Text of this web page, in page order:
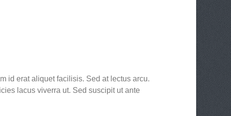
id erat aliquet facilisis. Sed at lectus arcu.
lacus viverra ut. Sed suscipit ut ante